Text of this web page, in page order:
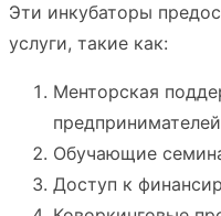
Эти инкубаторы
услуги, такие как:
Менторская
Обучающие
Доступ к